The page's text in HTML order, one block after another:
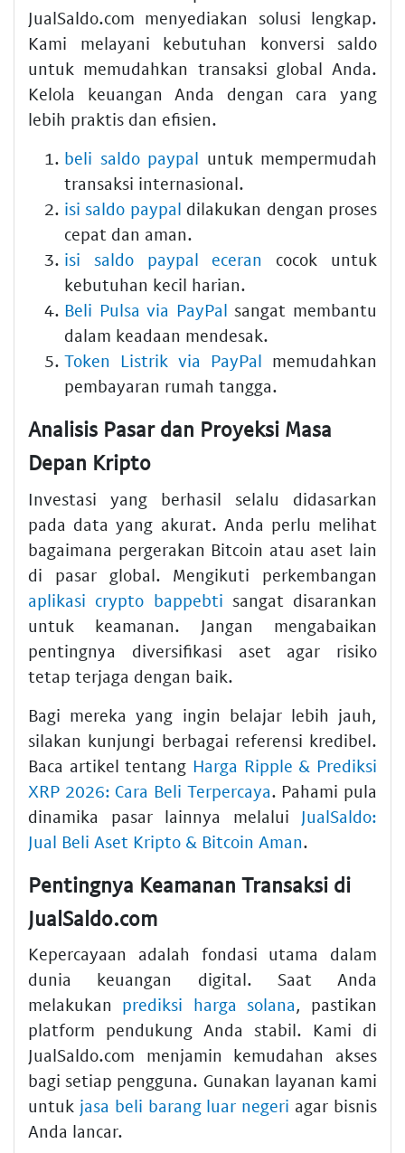
JualSaldo.com menyediakan solusi lengkap.
Kami melayani kebutuhan konversi saldo
untuk memudahkan transaksi global Anda.
Kelola keuangan Anda dengan cara yang
lebih praktis dan efisien.
beli saldo paypal untuk mempermudah
transaksi internasional.
isi saldo paypal dilakukan dengan proses
cepat dan aman.
isi saldo paypal eceran
cocok untuk
kebutuhan kecil harian.
Beli Pulsa via PayPal sangat membantu
dalam keadaan mendesak.
Token Listrik via PayPal memudahkan
pembayaran rumah tangga.
Analisis Pasar dan Proyeksi Masa
Depan Kripto
Investasi yang berhasil selalu didasarkan
pada data yang akurat. Anda perlu melihat
bagaimana pergerakan Bitcoin atau aset lain
di pasar global. Mengikuti perkembangan
aplikasi crypto bappebti sangat disarankan
untuk keamanan. Jangan mengabaikan
pentingnya diversifikasi aset agar risiko
tetap terjaga dengan baik.
Bagi mereka yang ingin belajar lebih jauh,
silakan kunjungi berbagai referensi kredibel.
Baca artikel tentang Harga Ripple & Prediksi
XRP 2026: Cara Beli Terpercaya. Pahami pula
dinamika pasar lainnya melalui JualSaldo:
Jual Beli Aset Kripto & Bitcoin Aman.
Pentingnya Keamanan Transaksi di
JualSaldo.com
Kepercayaan adalah fondasi utama dalam
dunia keuangan digital. Saat Anda
melakukan prediksi harga solana, pastikan
platform pendukung Anda stabil. Kami di
JualSaldo.com menjamin kemudahan akses
bagi setiap pengguna. Gunakan layanan kami
untuk jasa beli barang luar negeri agar bisnis
Anda lancar.